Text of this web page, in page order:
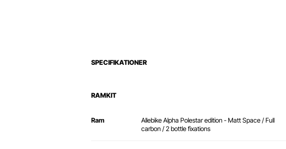
SPECIFIKATIONER
RAMKIT
Ram
Allebike Alpha Polestar edition - Matt Space / Full
carbon / 2 bottle fixations